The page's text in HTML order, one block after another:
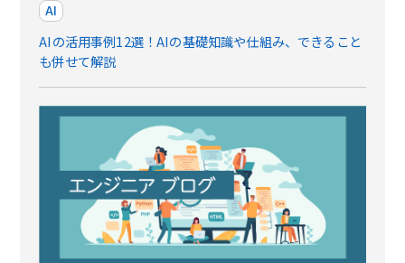
AI
AIの活用事例12選！AIの基礎知識や仕組み、できること
も併せて解説